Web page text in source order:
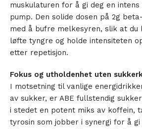
muskulaturen for å gi deg en
pump. Den solide dosen på 2g
med å bufre melkesyren, slik at du
løfte tyngre og holde intensiteten
etter repetisjon.
Fokus og utholdenhet uten
I motsetning til vanlige
av sukker, er ABE fullstendig
i stedet en potent miks av koffein,
tyrosin som jobber i synergi for å